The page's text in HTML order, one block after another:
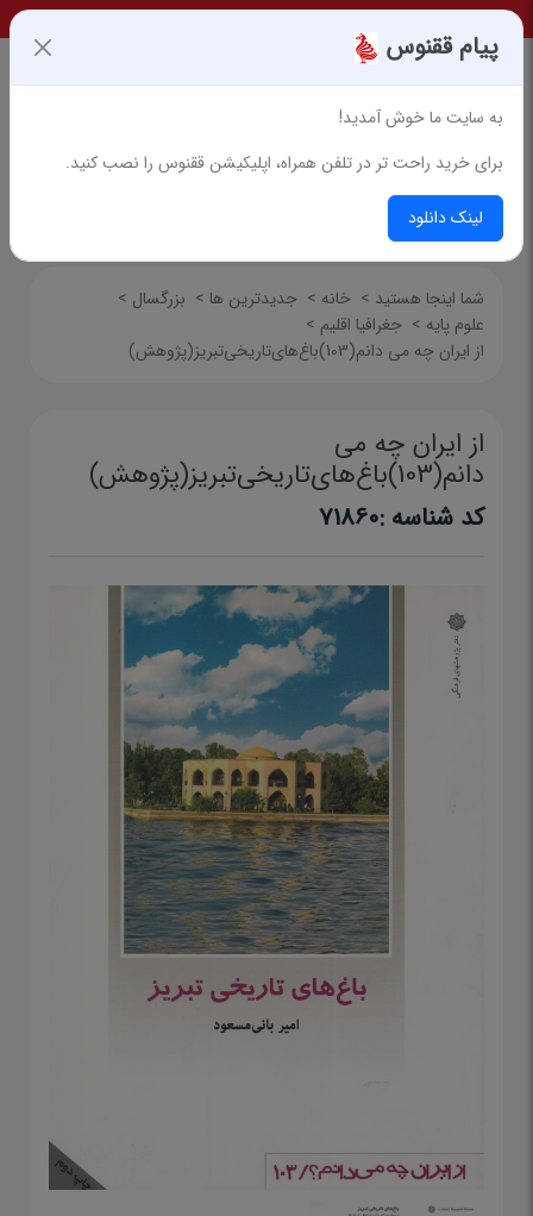
شما اینجا هستید > خانه > جدیدترین ها > بزرگسال >
علوم پایه > جغرافیا اقلیم >
از ایران چه می دانم(103)باغ‌های‌تاریخی‌تبریز(پژوهش)
از ایران چه می
دانم(103)باغ‌های‌تاریخی‌تبریز(پژوهش)
کد شناسه :71860
پیام ققنوس
به سایت ما خوش آمدید!
برای خرید راحت تر در تلفن همراه، اپلیکیشن ققنوس را نصب کنید.
لینک دانلود